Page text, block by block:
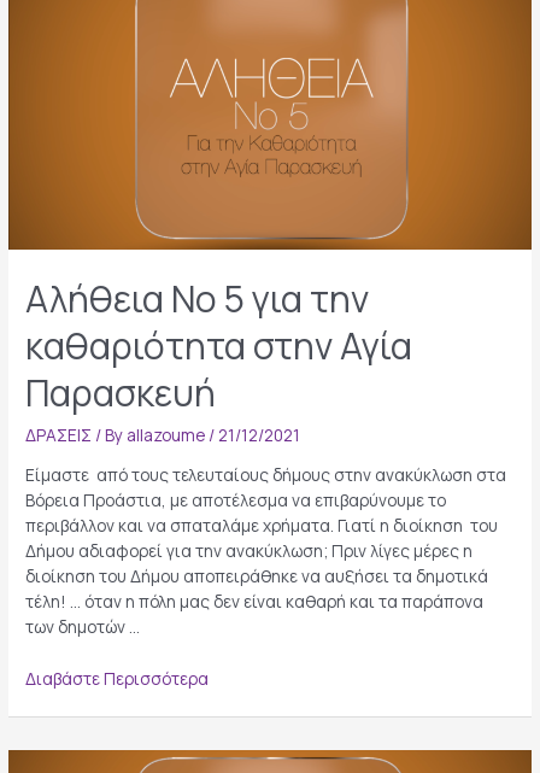
Αλήθεια Νο 5 για την
καθαριότητα στην Αγία
Παρασκευή
ΔΡΑΣΕΙΣ / By allazoume / 21/12/2021
Είμαστε από τους τελευταίους δήμους στην ανακύκλωση στα
Βόρεια Προάστια, με αποτέλεσμα να επιβαρύνουμε το
περιβάλλον και να σπαταλάμε χρήματα. Γιατί η διοίκηση του
Δήμου αδιαφορεί για την ανακύκλωση; Πριν λίγες μέρες η
διοίκηση του Δήμου αποπειράθηκε να αυξήσει τα δημοτικά
τέλη! … όταν η πόλη μας δεν είναι καθαρή και τα παράπονα
των δημοτών …
Αλήθεια
για
Διαβάστε Περισσότερα